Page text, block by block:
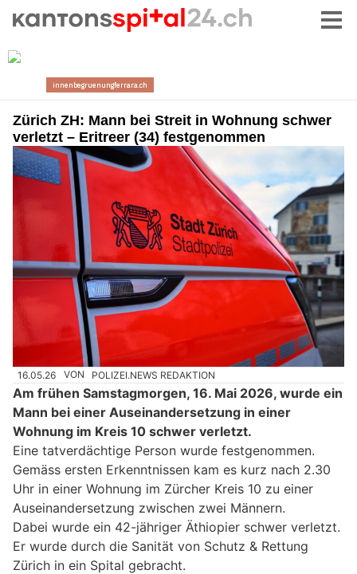
Zürich ZH: Mann bei Streit in Wohnung schwer
verletzt – Eritreer (34) festgenommen
16.05.26 VON POLIZEI.NEWS REDAKTION
Am frühen Samstagmorgen, 16. Mai 2026, wurde ein
Mann bei einer Auseinandersetzung in einer
Wohnung im Kreis 10 schwer verletzt.
Eine tatverdächtige Person wurde festgenommen.
Gemäss ersten Erkenntnissen kam es kurz nach 2.30
Uhr in einer Wohnung im Zürcher Kreis 10 zu einer
Auseinandersetzung zwischen zwei Männern.
Dabei wurde ein 42-jähriger Äthiopier schwer verletzt.
Er wurde durch die Sanität von Schutz & Rettung
Zürich in ein Spital gebracht.